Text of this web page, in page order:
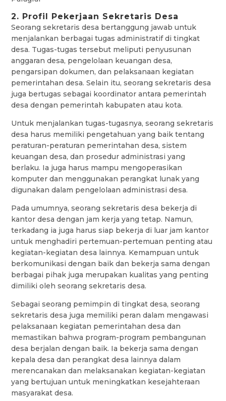
2. Profil Pekerjaan Sekretaris Desa
Seorang sekretaris desa bertanggung jawab untuk
menjalankan berbagai tugas administratif di tingkat
desa. Tugas-tugas tersebut meliputi penyusunan
anggaran desa, pengelolaan keuangan desa,
pengarsipan dokumen, dan pelaksanaan kegiatan
pemerintahan desa. Selain itu, seorang sekretaris desa
juga bertugas sebagai koordinator antara pemerintah
desa dengan pemerintah kabupaten atau kota.
Untuk menjalankan tugas-tugasnya, seorang sekretaris
desa harus memiliki pengetahuan yang baik tentang
peraturan-peraturan pemerintahan desa, sistem
keuangan desa, dan prosedur administrasi yang
berlaku. Ia juga harus mampu mengoperasikan
komputer dan menggunakan perangkat lunak yang
digunakan dalam pengelolaan administrasi desa.
Pada umumnya, seorang sekretaris desa bekerja di
kantor desa dengan jam kerja yang tetap. Namun,
terkadang ia juga harus siap bekerja di luar jam kantor
untuk menghadiri pertemuan-pertemuan penting atau
kegiatan-kegiatan desa lainnya. Kemampuan untuk
berkomunikasi dengan baik dan bekerja sama dengan
berbagai pihak juga merupakan kualitas yang penting
dimiliki oleh seorang sekretaris desa.
Sebagai seorang pemimpin di tingkat desa, seorang
sekretaris desa juga memiliki peran dalam mengawasi
pelaksanaan kegiatan pemerintahan desa dan
memastikan bahwa program-program pembangunan
desa berjalan dengan baik. Ia bekerja sama dengan
kepala desa dan perangkat desa lainnya dalam
merencanakan dan melaksanakan kegiatan-kegiatan
yang bertujuan untuk meningkatkan kesejahteraan
masyarakat desa.